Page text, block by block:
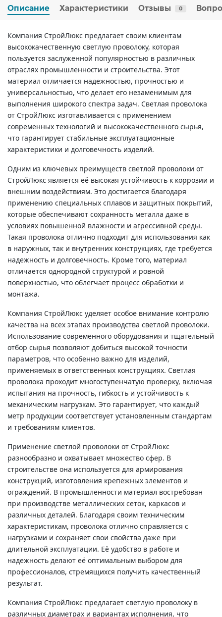
Описание Характеристики Отзывы 0
Компания СтройЛюкс предлагает своим клиентам
высококачественную светлую проволоку, которая
пользуется заслуженной популярностью в различных
отраслях промышленности и строительства. Этот
материал отличается надежностью, прочностью и
универсальностью, что делает его незаменимым для
выполнения широкого спектра задач. Светлая проволока
от СтройЛюкс изготавливается с применением
современных технологий и высококачественного сырья,
что гарантирует стабильные эксплуатационные
характеристики и долговечность изделий.
Одним из ключевых преимуществ светлой проволоки от
СтройЛюкс является её высокая устойчивость к коррозии и
внешним воздействиям. Это достигается благодаря
применению специальных сплавов и защитных покрытий,
которые обеспечивают сохранность металла даже в
условиях повышенной влажности и агрессивной среды.
Такая проволока отлично подходит для использования как
в наружных, так и внутренних конструкциях, где требуется
надежность и долговечность. Кроме того, материал
отличается однородной структурой и ровной
поверхностью, что облегчает процесс обработки и
монтажа.
Компания СтройЛюкс уделяет особое внимание контролю
качества на всех этапах производства светлой проволоки.
Использование современного оборудования и тщательный
отбор сырья позволяют добиться высокой точности
параметров, что особенно важно для изделий,
применяемых в ответственных конструкциях. Светлая
проволока проходит многоступенчатую проверку, включая
испытания на прочность, гибкость и устойчивость к
механическим нагрузкам. Это гарантирует, что каждый
метр продукции соответствует установленным стандартам
и требованиям клиентов.
Применение светлой проволоки от СтройЛюкс
разнообразно и охватывает множество сфер. В
строительстве она используется для армирования
конструкций, изготовления крепежных элементов и
ограждений. В промышленности материал востребован
при производстве металлических сеток, каркасов и
различных деталей. Благодаря своим техническим
характеристикам, проволока отлично справляется с
нагрузками и сохраняет свои свойства даже при
длительной эксплуатации. Её удобство в работе и
надежность делают её оптимальным выбором для
профессионалов, стремящихся получить качественный
результат.
Компания СтройЛюкс предлагает светлую проволоку в
различных диаметрах и вариантах исполнения, что